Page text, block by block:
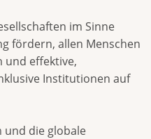
im Sinne
fördern, allen Menschen
und effektive,
Institutionen auf
und die globale